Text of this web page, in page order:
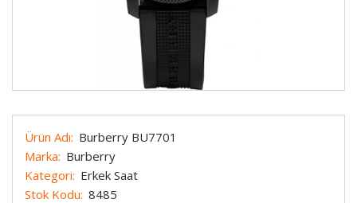
Ürün Adı: Burberry BU7701
Marka: Burberry
Kategori: Erkek Saat
Stok Kodu: 8485